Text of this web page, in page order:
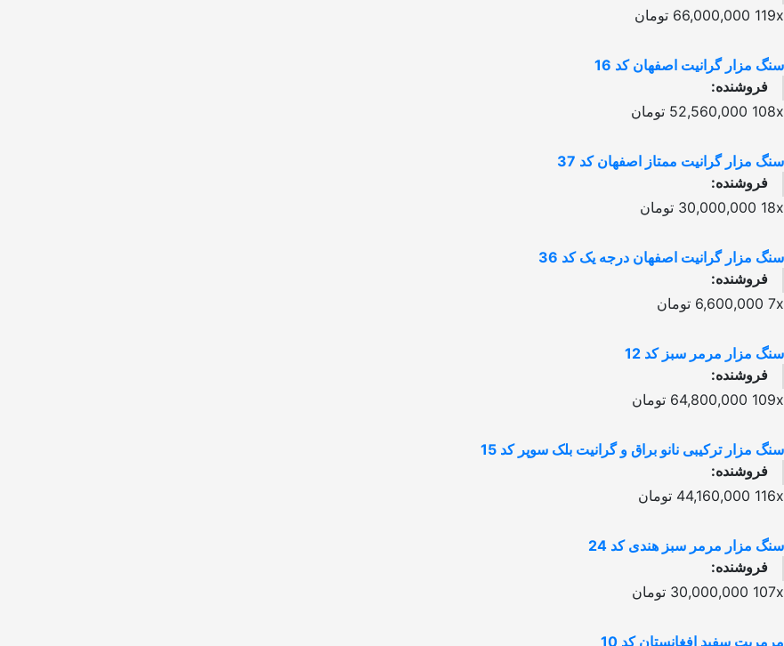
119x
66,000,000 تومان
سنگ مزار گرانیت اصفهان کد 16
فروشنده:
108x
52,560,000 تومان
سنگ مزار گرانیت ممتاز اصفهان کد 37
فروشنده:
18x
30,000,000 تومان
سنگ مزار گرانیت اصفهان درجه یک کد 36
فروشنده:
7x
6,600,000 تومان
سنگ مزار مرمر سبز کد 12
فروشنده:
109x
64,800,000 تومان
سنگ مزار ترکیبی نانو براق و گرانیت بلک سوپر کد 15
فروشنده:
116x
44,160,000 تومان
سنگ مزار مرمر سبز هندی کد 24
فروشنده:
107x
30,000,000 تومان
مرمریت سفید افغانستان کد 10